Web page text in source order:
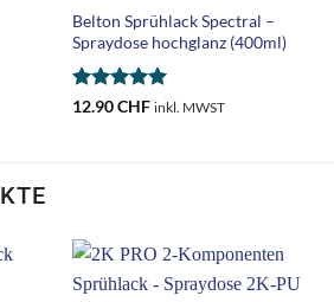
Belton Sprühlack Spectral –
Spraydose hochglanz (400ml)
Bewertet
12.90CHF inkl. MWST